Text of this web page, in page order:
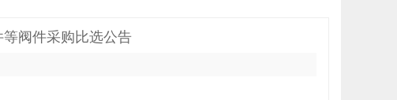
阀件采购比选公告